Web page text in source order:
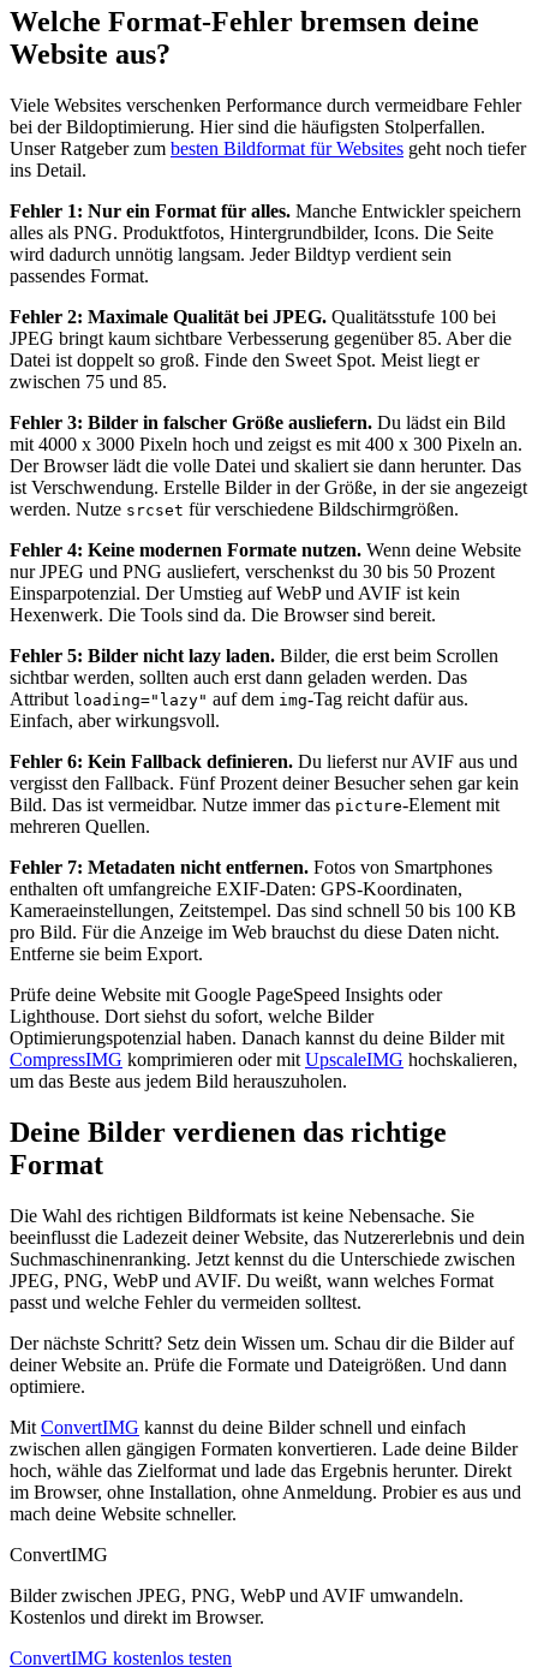
Welche Format-Fehler bremsen deine
Website aus?
Viele Websites verschenken Performance durch vermeidbare Fehler
bei der Bildoptimierung. Hier sind die häufigsten Stolperfallen.
Unser Ratgeber zum besten Bildformat für Websites geht noch tiefer
ins Detail.
Fehler 1: Nur ein Format für alles. Manche Entwickler speichern
alles als PNG. Produktfotos, Hintergrundbilder, Icons. Die Seite
wird dadurch unnötig langsam. Jeder Bildtyp verdient sein
passendes Format.
Fehler 2: Maximale Qualität bei JPEG. Qualitätsstufe 100 bei
JPEG bringt kaum sichtbare Verbesserung gegenüber 85. Aber die
Datei ist doppelt so groß. Finde den Sweet Spot. Meist liegt er
zwischen 75 und 85.
Fehler 3: Bilder in falscher Größe ausliefern. Du lädst ein Bild
mit 4000 x 3000 Pixeln hoch und zeigst es mit 400 x 300 Pixeln an.
Der Browser lädt die volle Datei und skaliert sie dann herunter. Das
ist Verschwendung. Erstelle Bilder in der Größe, in der sie angezeigt
werden. Nutze srcset für verschiedene Bildschirmgrößen.
Fehler 4: Keine modernen Formate nutzen. Wenn deine Website
nur JPEG und PNG ausliefert, verschenkst du 30 bis 50 Prozent
Einsparpotenzial. Der Umstieg auf WebP und AVIF ist kein
Hexenwerk. Die Tools sind da. Die Browser sind bereit.
Fehler 5: Bilder nicht lazy laden. Bilder, die erst beim Scrollen
sichtbar werden, sollten auch erst dann geladen werden. Das
Attribut loading="lazy" auf dem img-Tag reicht dafür aus.
Einfach, aber wirkungsvoll.
Fehler 6: Kein Fallback definieren. Du lieferst nur AVIF aus und
vergisst den Fallback. Fünf Prozent deiner Besucher sehen gar kein
Bild. Das ist vermeidbar. Nutze immer das picture-Element mit
mehreren Quellen.
Fehler 7: Metadaten nicht entfernen. Fotos von Smartphones
enthalten oft umfangreiche EXIF-Daten: GPS-Koordinaten,
Kameraeinstellungen, Zeitstempel. Das sind schnell 50 bis 100 KB
pro Bild. Für die Anzeige im Web brauchst du diese Daten nicht.
Entferne sie beim Export.
Prüfe deine Website mit Google PageSpeed Insights oder
Lighthouse. Dort siehst du sofort, welche Bilder
Optimierungspotenzial haben. Danach kannst du deine Bilder mit
CompressIMG komprimieren oder mit UpscaleIMG hochskalieren,
um das Beste aus jedem Bild herauszuholen.
Deine Bilder verdienen das richtige
Format
Die Wahl des richtigen Bildformats ist keine Nebensache. Sie
beeinflusst die Ladezeit deiner Website, das Nutzererlebnis und dein
Suchmaschinenranking. Jetzt kennst du die Unterschiede zwischen
JPEG, PNG, WebP und AVIF. Du weißt, wann welches Format
passt und welche Fehler du vermeiden solltest.
Der nächste Schritt? Setz dein Wissen um. Schau dir die Bilder auf
deiner Website an. Prüfe die Formate und Dateigrößen. Und dann
optimiere.
Mit ConvertIMG kannst du deine Bilder schnell und einfach
zwischen allen gängigen Formaten konvertieren. Lade deine Bilder
hoch, wähle das Zielformat und lade das Ergebnis herunter. Direkt
im Browser, ohne Installation, ohne Anmeldung. Probier es aus und
mach deine Website schneller.
ConvertIMG
Bilder zwischen JPEG, PNG, WebP und AVIF umwandeln.
Kostenlos und direkt im Browser.
ConvertIMG kostenlos testen